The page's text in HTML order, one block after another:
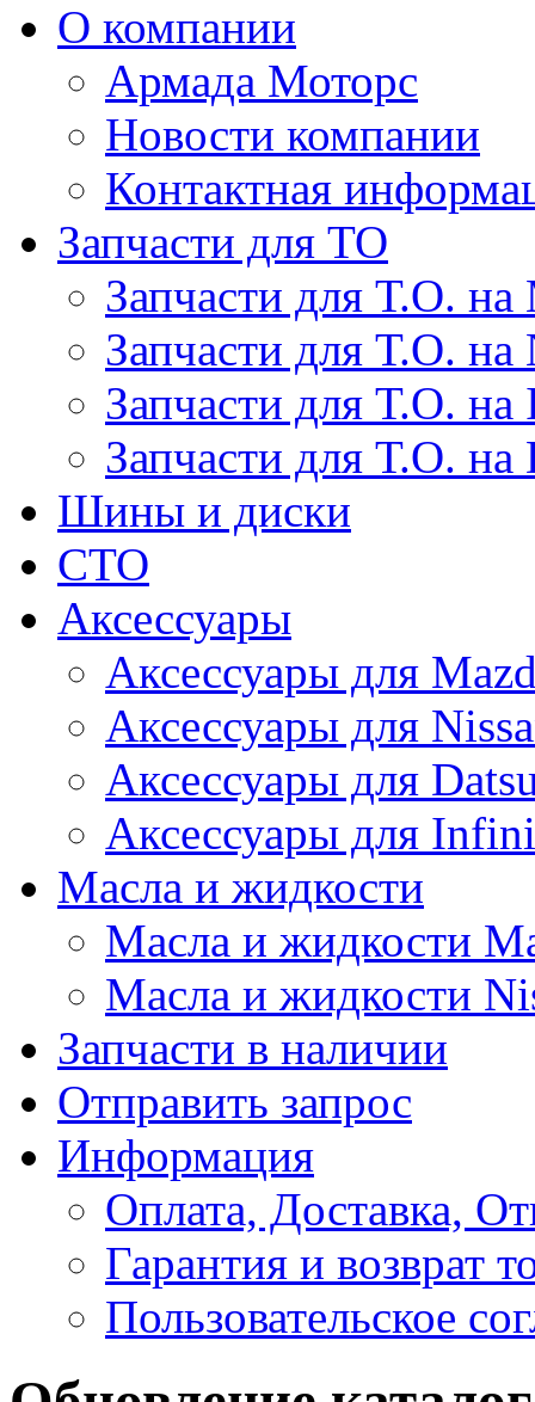
О компании
Армада Моторс
Новости компании
Контактная
Запчасти для ТО
Запчасти для Т.О. на
Запчасти для Т.О. на
Запчасти для Т.О.
Запчасти для Т.О. на
Шины и диски
СТО
Аксессуары
Аксессуары для
Аксессуары для
Аксессуары для
Аксессуары для
Масла и жидкости
Масла и жидкости
Масла и жидкости
Запчасти в наличии
Отправить запрос
Информация
Оплата, Доставка,
Гарантия и возврат
Пользовательское